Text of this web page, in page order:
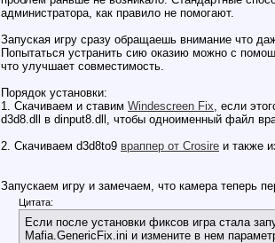
администратора, как правило не помогают.
Запуская игру сразу обращаешь внимание что
Попытаться устранить сию оказию можно с
что улучшает совместимость.
Порядок установки:
1. Скачиваем и ставим Windescreen Fix, если
d3d8.dll в dinput8.dll, чтобы одноименный файл
2. Скачиваем d3d8to9 враппер от Crosire и также
Запускаем игру и замечаем, что камера теперь
Цитата:
Если после установки фиксов игра стала
Mafia.GenericFix.ini и измените в нем